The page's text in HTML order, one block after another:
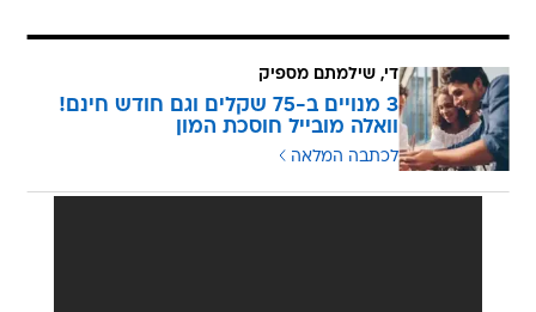
די, שילמתם מספיק
3 מנויים ב-75 שקלים וגם חודש חינם!
וואלה מובייל חוסכת המון
לכתבה המלאה